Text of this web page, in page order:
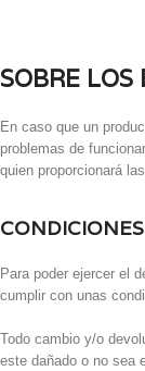
SOBRE LOS
En caso que un
problemas de
quien proporcionará
Para poder ejercer el
cumplir con unas
Todo cambio y/o
este dañado o no sea